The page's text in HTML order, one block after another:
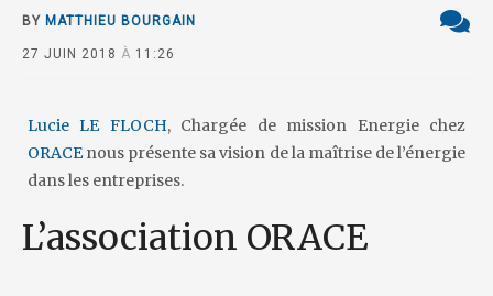
BY MATTHIEU BOURGAIN
27 JUIN 2018 À 11:26
Lucie LE FLOCH, Chargée de mission Energie chez
ORACEnous présente sa vision de la maîtrise de l’énergie
dans les entreprises.
L’association ORACE